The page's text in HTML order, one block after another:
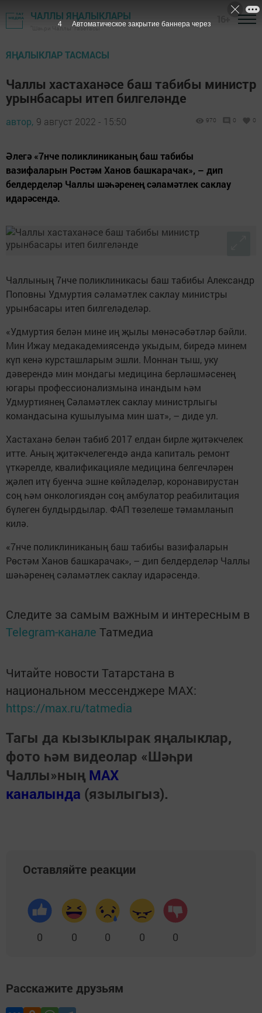
ЧАЛЛЫ ЯҢАЛЫКЛАРЫ
"Шәһри Чаллы" газетасы
ЯҢАЛЫКЛАР ТАСМАСЫ
Чаллы хастаханәсе баш табибы министр
урынбасары итеп билгеләнде
автор, 9 август 2022 - 15:50 970 0 0
Әлегә «7нче поликлиниканың баш табибы
вазифаларын Рөстәм Ханов башкарачак», – дип
белдерделәр Чаллы шәһәренең сәламәтлек саклау
идарәсендә.
Чаллының 7нче поликлиникасы баш табибы Александр
Поповны Удмуртия сәламәтлек саклау министры
урынбасары итеп билгеләделәр.
«Удмуртия белән мине иң җылы мөнәсәбәтләр бәйли.
Мин Ижау медакадемиясендә укыдым, биредә минем
күп кенә курсташларым эшли. Моннан тыш, уку
дәверендә мин мондагы медицина берләшмәсенең
югары профессионализмына инандым һәм
Удмуртиянең Сәламәтлек саклау министрлыгы
командасына кушылуыма мин шат», – диде ул.
Хастаханә белән табиб 2017 елдан бирле җитәкчелек
итте. Аның җитәкчелегендә анда капиталь ремонт
үткәрелде, квалификацияле медицина белгечләрен
җәлеп итү буенча эшне көйләделәр, коронавирустан
соң һәм онкологиядән соң амбулатор реабилитация
бүлеген булдырдылар. ФАП төзелеше тәмамланып
килә.
«7нче поликлиниканың баш табибы вазифаларын
Рөстәм Ханов башкарачак», – дип белдерделәр Чаллы
шәһәренең сәламәтлек саклау идарәсендә.
Следите за самым важным и интересным в
Telegram-канале Татмедиа
Читайте новости Татарстана в
национальном мессенджере MАХ:
https://max.ru/tatmedia
Тагы да кызыклырак яңалыклар,
фото һәм видеолар «Шәһри
Чаллы»ның MAX
каналында (язылыгыз).
Оставляйте реакции
0 0 0 0 0
Расскажите друзьям
3 Автоматическое закрытие баннера через